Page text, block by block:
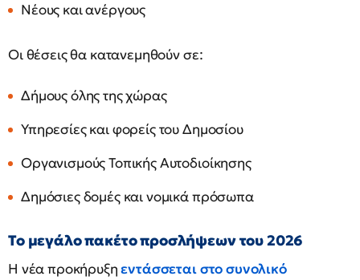
Νέους και ανέργους
Οι θέσεις θα κατανεμηθούν σε:
Δήμους όλης της χώρας
Υπηρεσίες και φορείς του Δημοσίου
Οργανισμούς Τοπικής Αυτοδιοίκησης
Δημόσιες δομές και νομικά πρόσωπα
Το μεγάλο πακέτο προσλήψεων του 2026
Η νέα προκήρυξηεντάσσεται στο συνολικό